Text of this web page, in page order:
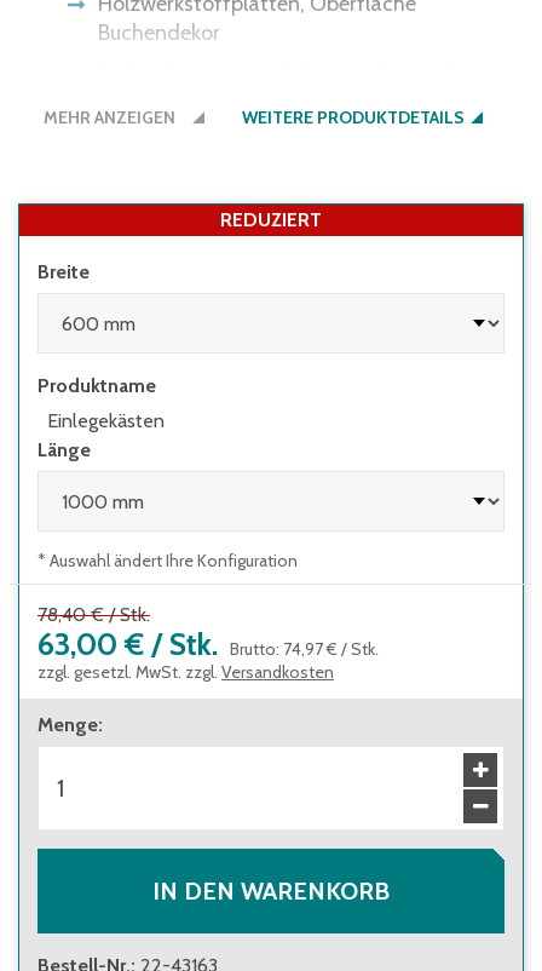
Buchendekor
von 100 mm
MEHR ANZEIGEN WEITERE PRODUKTDETAILS
REDUZIERT
Breite
Produktname
Einlegekästen
Länge
* Auswahl ändert Ihre Konfiguration
78,40 € /Stk.
63,00 € / Stk. Brutto: 74,97 € /Stk.
zzgl. gesetzl. MwSt. zzgl. Versandkosten
Menge:
IN DEN WARENKORB
Bestell-Nr.: 22-43163